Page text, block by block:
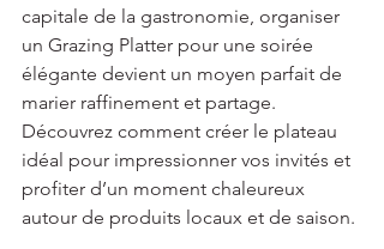
capitale de la gastronomie, organiser
un Grazing Platter pour une soirée
élégante devient un moyen parfait de
marier raffinement et partage.
Découvrez comment créer le plateau
idéal pour impressionner vos invités et
profiter d’un moment chaleureux
autour de produits locaux et de saison.